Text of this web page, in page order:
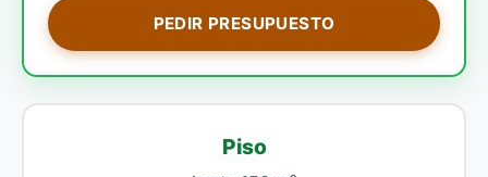
PEDIR PRESUPUESTO
Piso